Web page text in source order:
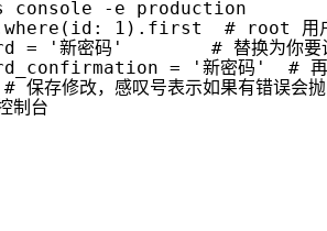
( id: 1 ) .first # root 用
= '新密码'
# 替换为你要
= '新密码'
# 再
# 保存修改，感叹号表示如果有错误会
制台